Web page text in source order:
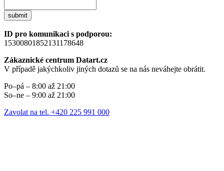
submit
ID pro komunikaci s podporou:
15300801852131178648
Zákaznické centrum Datart.cz
V případě jakýchkoliv jiných dotazů se na nás neváhejte obrátit.
Po–pá – 8:00 až 21:00
So–ne – 9:00 až 21:00
Zavolat na tel. +420 225 991 000